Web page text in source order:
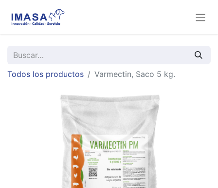
Todos los productos Varmectin, Saco 5 kg.